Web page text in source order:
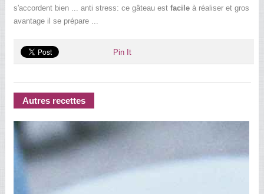
s'accordent bien ... anti stress: ce gâteau est facileà réaliser et gros
avantage il se prépare ...
Pin It
Autres recettes